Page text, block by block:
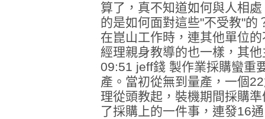
算了，真不知道如何與人相
的是如何面對這些"不受教"的
在崑山工作時，連其他單位
經理親身教導的也一樣，其
09:51 jeff錢 製作業採購蠻重
產。當初從無到量產，一個
理從頭教起，裝機期間採購
了採購上的一件事，連發16